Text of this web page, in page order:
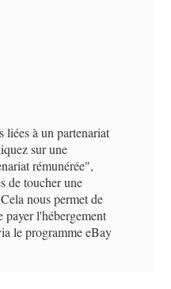
liées à un partenariat
sur une
rémunérée",
de toucher une
nous permet de
payer l'hébergement
le programme eBay